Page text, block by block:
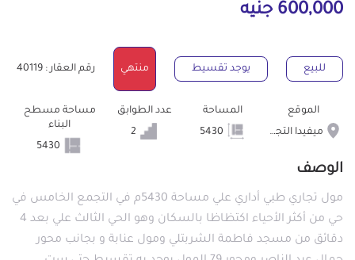
600,000 جنيه
للبيع يوجد تقسيط منتهي رقم العقار : 40119
الموقع
ميفيدا التجمع الخامس
المساحة
عدد الطوابق
مساحة مسطح
البناء
الوصف
مول تجاري طبي أداري علي مساحة 5430م في التجمع الخامس في
حي من أكثر الأحياء اكتظاظا بالسكان وهو الحي الثالث علي بعد 4
دقائق من مسجد فاطمة الشربتلي ومول عنابة و بجانب محور